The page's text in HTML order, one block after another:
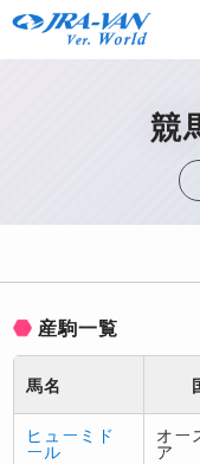
競
産駒一覧
馬名
ヒューミド
ール
オー
ア